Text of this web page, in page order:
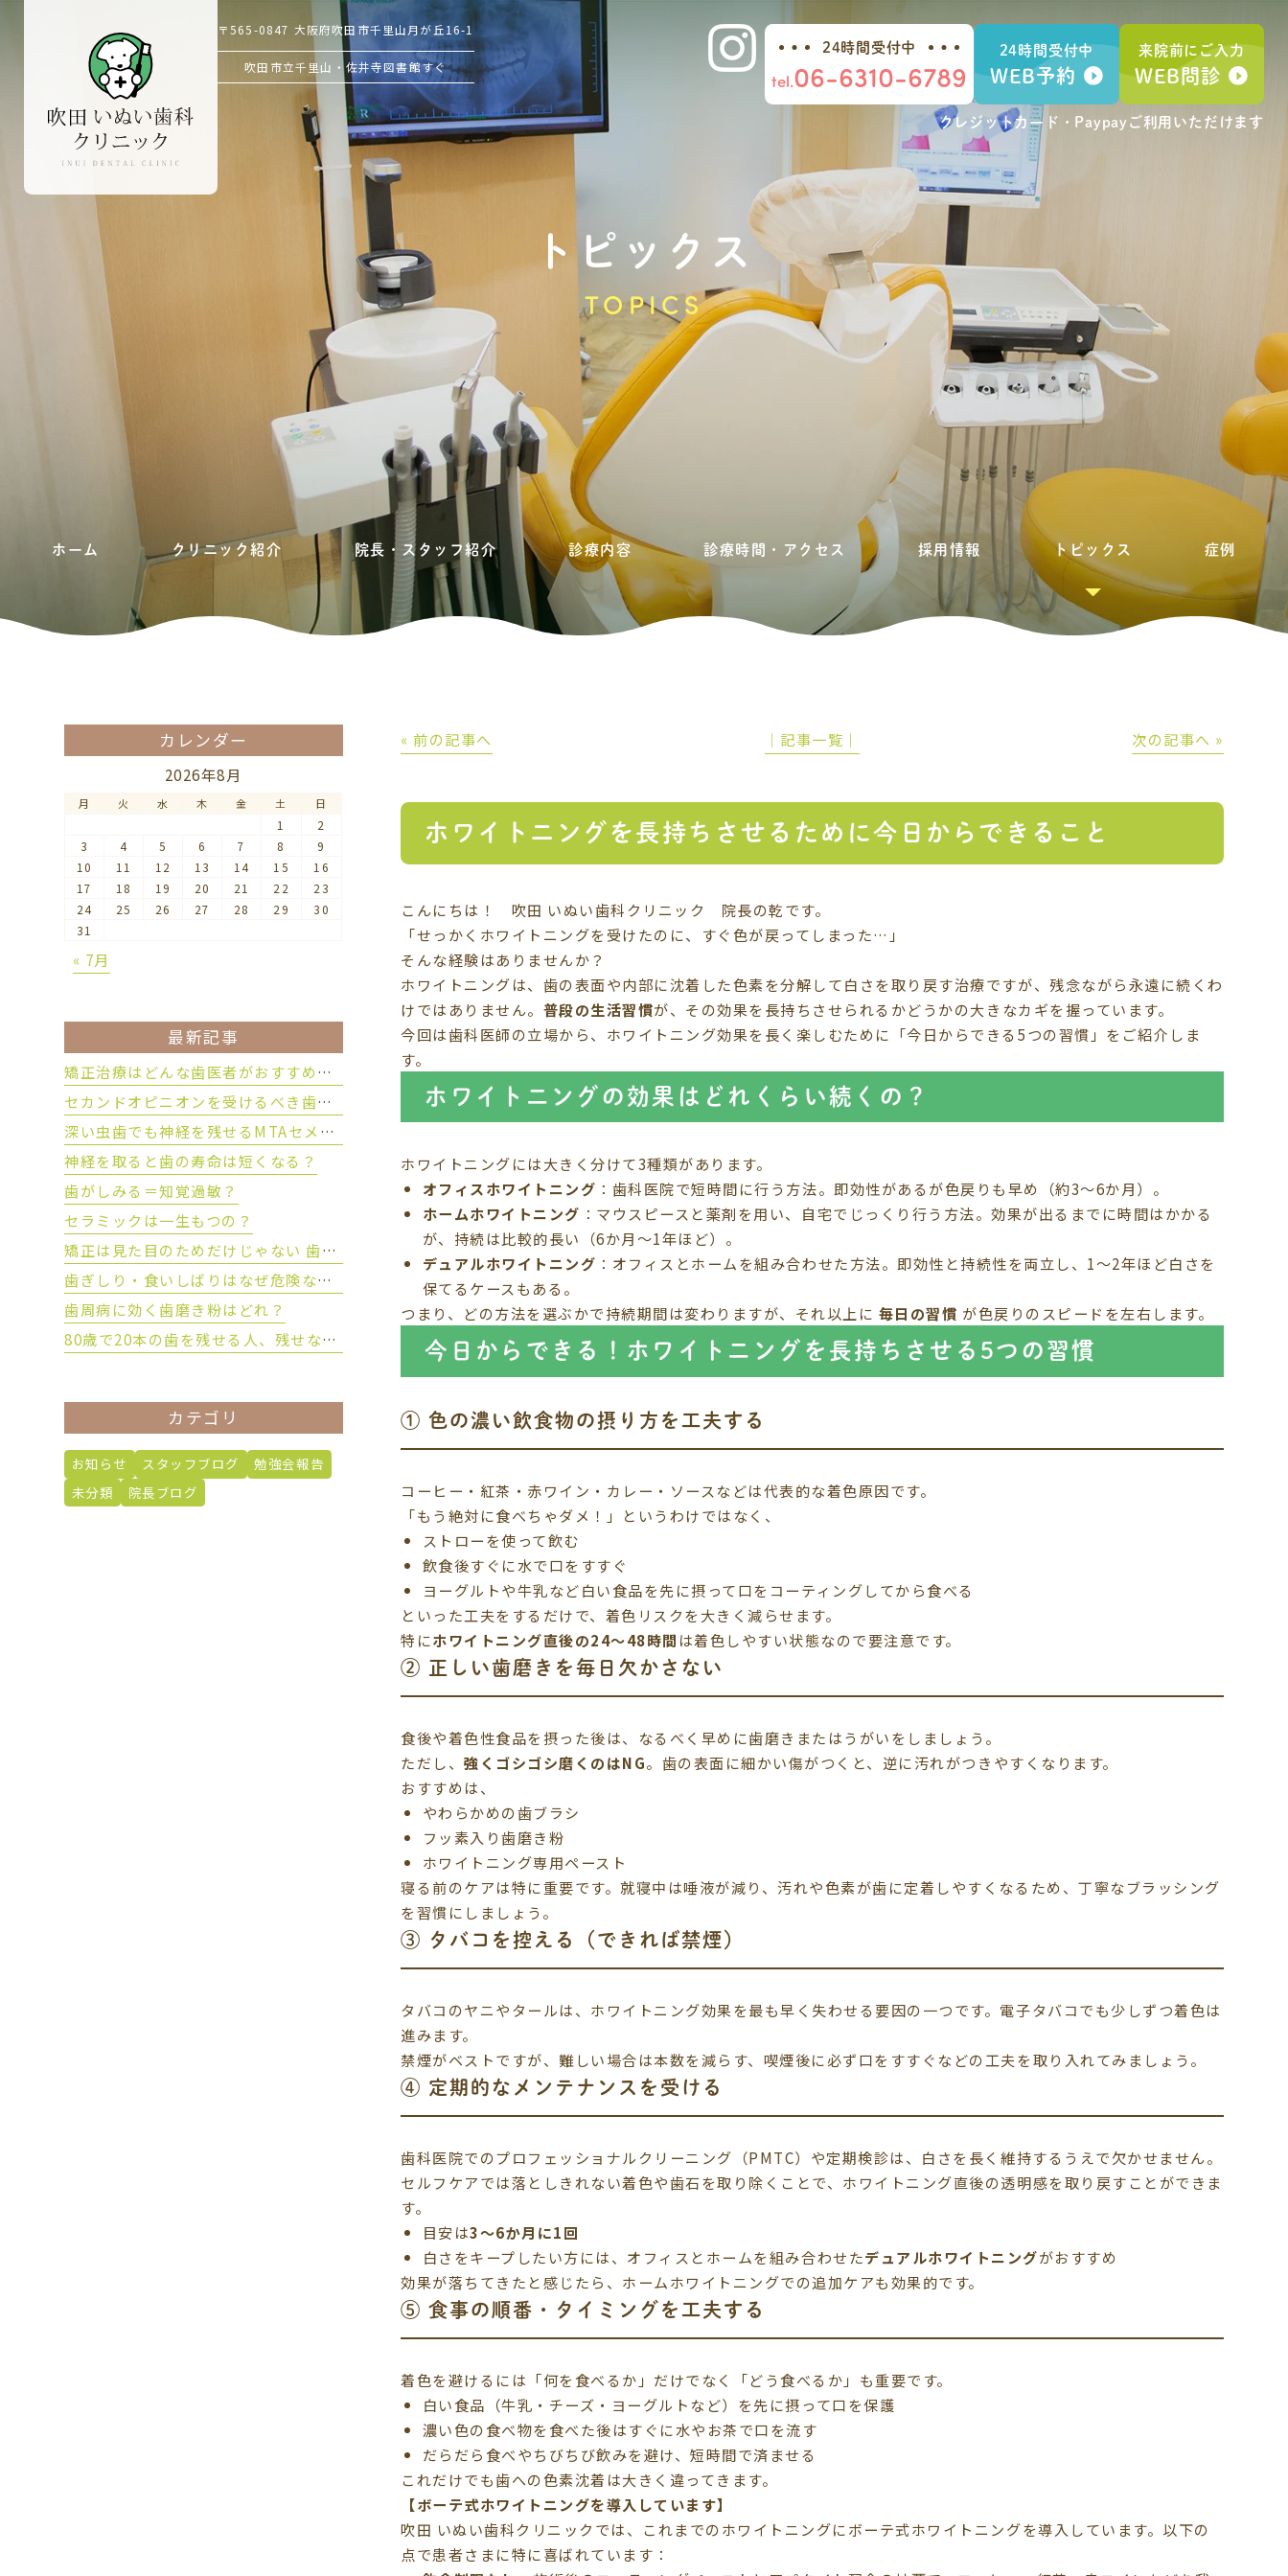
〒565-0847 大阪府吹田市千里山月が丘16-1
吹田市立千里山・佐井寺図書館すぐ
24時間受付中
tel.06-6310-6789
24時間受付中
WEB予約
来院前にご入力
WEB問診
クレジットカード・Paypay ご利用いただけます
トピックス
TOPICS
ホーム クリニック紹介 院長・スタッフ紹介 診療内容 診療時間・アクセス 採用情報 トピックス 症例
« 前の記事へ │記事一覧│ 次の記事へ »
ホワイトニングを長持ちさせるために今日からできること
こんにちは！ 吹田 いぬい歯科クリニック 院長の乾です。
「せっかくホワイトニングを受けたのに、すぐ色が戻ってしまった…」
そんな経験はありませんか？
ホワイトニングは、歯の表面や内部に沈着した色素を分解して白さを取り戻す治療ですが、残念ながら永遠に続くわ
けではありません。 普段の生活習慣が、その効果を長持ちさせられるかどうかの大きなカギを握っています。
今回は歯科医師の立場から、ホワイトニング効果を長く楽しむために「今日からできる5つの習慣」をご紹介しま
す。
ホワイトニングの効果はどれくらい続くの？
ホワイトニングには大きく分けて3種類があります。
オフィスホワイトニング ：歯科医院で短時間に行う方法。即効性があるが色戻りも早め（約3〜6か月）。
ホームホワイトニング ：マウスピースと薬剤を用い、自宅でじっくり行う方法。効果が出るまでに時間はかかる
が、持続は比較的長い（6か月〜1年ほど）。
デュアルホワイトニング ：オフィスとホームを組み合わせた方法。即効性と持続性を両立し、1〜2年ほど白さを
保てるケースもある。
つまり、どの方法を選ぶかで持続期間は変わりますが、それ以上に 毎日の習慣 が色戻りのスピードを左右します。
今日からできる！ホワイトニングを長持ちさせる5つの習慣
① 色の濃い飲食物の摂り方を工夫する
コーヒー・紅茶・赤ワイン・カレー・ソースなどは代表的な着色原因です。
「もう絶対に食べちゃダメ！」というわけではなく、
ストローを使って飲む
飲食後すぐに水で口をすすぐ
ヨーグルトや牛乳など白い食品を先に摂って口をコーティングしてから食べる
といった工夫をするだけで、着色リスクを大きく減らせます。
特にホワイトニング直後の24〜48時間 は着色しやすい状態なので要注意です。
② 正しい歯磨きを毎日欠かさない
食後や着色性食品を摂った後は、なるべく早めに歯磨きまたはうがいをしましょう。
ただし、強くゴシゴシ磨くのはNG。歯の表面に細かい傷がつくと、逆に汚れがつきやすくなります。
おすすめは、
やわらかめの歯ブラシ
フッ素入り歯磨き粉
ホワイトニング専用ペースト
寝る前のケアは特に重要です。就寝中は唾液が減り、汚れや色素が歯に定着しやすくなるため、丁寧なブラッシング
を習慣にしましょう。
③ タバコを控える（できれば禁煙）
タバコのヤニやタールは、ホワイトニング効果を最も早く失わせる要因の一つです。電子タバコでも少しずつ着色は
進みます。
禁煙がベストですが、難しい場合は本数を減らす、喫煙後に必ず口をすすぐなどの工夫を取り入れてみましょう。
④ 定期的なメンテナンスを受ける
歯科医院でのプロフェッショナルクリーニング（PMTC）や定期検診は、白さを長く維持するうえで欠かせません。
セルフケアでは落としきれない着色や歯石を取り除くことで、ホワイトニング直後の透明感を取り戻すことができま
す。
目安は3〜6か月に1回
白さをキープしたい方には、オフィスとホームを組み合わせたデュアルホワイトニングがおすすめ
効果が落ちてきたと感じたら、ホームホワイトニングでの追加ケアも効果的です。
⑤ 食事の順番・タイミングを工夫する
着色を避けるには「何を食べるか」だけでなく「どう食べるか」も重要です。
白い食品（牛乳・チーズ・ヨーグルトなど）を先に摂って口を保護
濃い色の食べ物を食べた後はすぐに水やお茶で口を流す
だらだら食べやちびちび飲みを避け、短時間で済ませる
これだけでも歯への色素沈着は大きく違ってきます。
【ボーテ式ホワイトニングを導入しています】
吹田 いぬい歯科クリニックでは、これまでのホワイトニングにボーテ式ホワイトニングを導入しています。以下の
点で患者さまに特に喜ばれています：
カレンダー
2026年8月
月 火 水 木 金 土 日
1
2
3
4 5 6 7 8
9
10
11 12 13 14 15
16
17
18 19 20 21 22
23
24
25 26 27 28 29
30
31
« 7月
最新記事
矯正治療はどんな歯医者がおすすめ？後悔しない歯科医院の選び方
セカンドオピニオンを受けるべき歯科治療とは？
深い虫歯でも神経を残せるMTAセメントとは？
神経を取ると歯の寿命は短くなる？
歯がしみる＝知覚過敏？
セラミックは一生もつの？
矯正は見た目のためだけじゃない 歯を守るために大切な理由とは？
歯ぎしり・食いしばりはなぜ危険なのか？
歯周病に効く歯磨き粉はどれ？
80歳で20本の歯を残せる人、残せない人の違いとは？
カテゴリ
お知らせ スタッフブログ
勉強会報告
未分類
院長ブログ